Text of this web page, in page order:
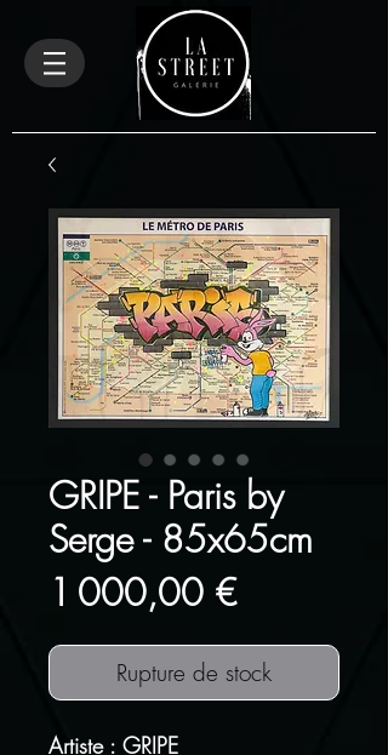
GRIPE - Paris by
Serge - 85x65cm
1 000,00 €Prix
Rupture de stock
Artiste : GRIPE